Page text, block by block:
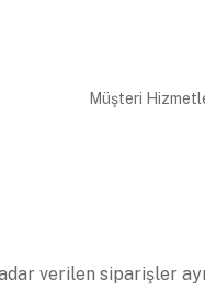
Müşteri
verilen siparişler